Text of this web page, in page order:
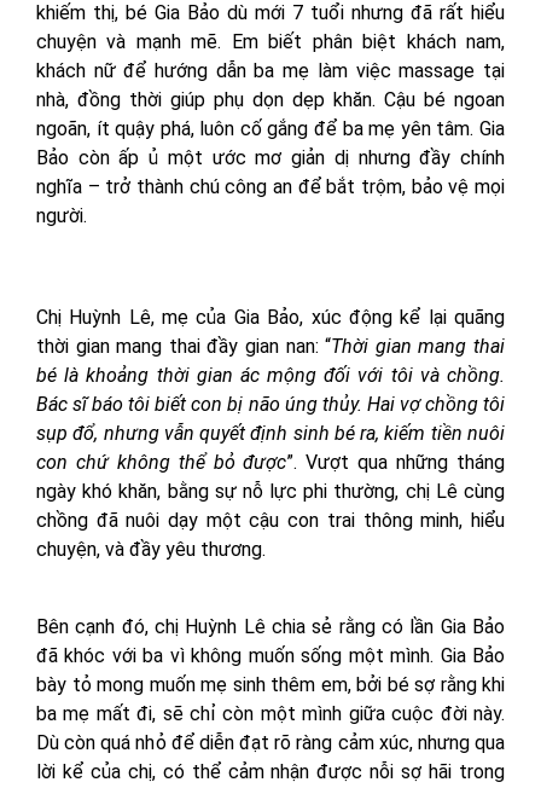
khiếm thị, bé Gia Bảo dù mới 7 tuổi nhưng đã rất hiểu
chuyện và mạnh mẽ. Em biết phân biệt khách nam,
khách nữ để hướng dẫn ba mẹ làm việc massage tại
nhà, đồng thời giúp phụ dọn dẹp khăn. Cậu bé ngoan
ngoãn, ít quậy phá, luôn cố gắng để ba mẹ yên tâm. Gia
Bảo còn ấp ủ một ước mơ giản dị nhưng đầy chính
nghĩa – trở thành chú công an để bắt trộm, bảo vệ mọi
người.
Chị Huỳnh Lê, mẹ của Gia Bảo, xúc động kể lại quãng
thời gian mang thai đầy gian nan: “Thời gian mang thai
bé là khoảng thời gian ác mộng đối với tôi và chồng.
Bác sĩ báo tôi biết con bị não úng thủy. Hai vợ chồng tôi
sụp đổ, nhưng vẫn quyết định sinh bé ra, kiếm tiền nuôi
con chứ không thể bỏ được”. Vượt qua những tháng
ngày khó khăn, bằng sự nỗ lực phi thường, chị Lê cùng
chồng đã nuôi dạy một cậu con trai thông minh, hiểu
chuyện, và đầy yêu thương.
Bên cạnh đó, chị Huỳnh Lê chia sẻ rằng có lần Gia Bảo
đã khóc với ba vì không muốn sống một mình. Gia Bảo
bày tỏ mong muốn mẹ sinh thêm em, bởi bé sợ rằng khi
ba mẹ mất đi, sẽ chỉ còn một mình giữa cuộc đời này.
Dù còn quá nhỏ để diễn đạt rõ ràng cảm xúc, nhưng qua
lời kể của chị, có thể cảm nhận được nỗi sợ hãi trong